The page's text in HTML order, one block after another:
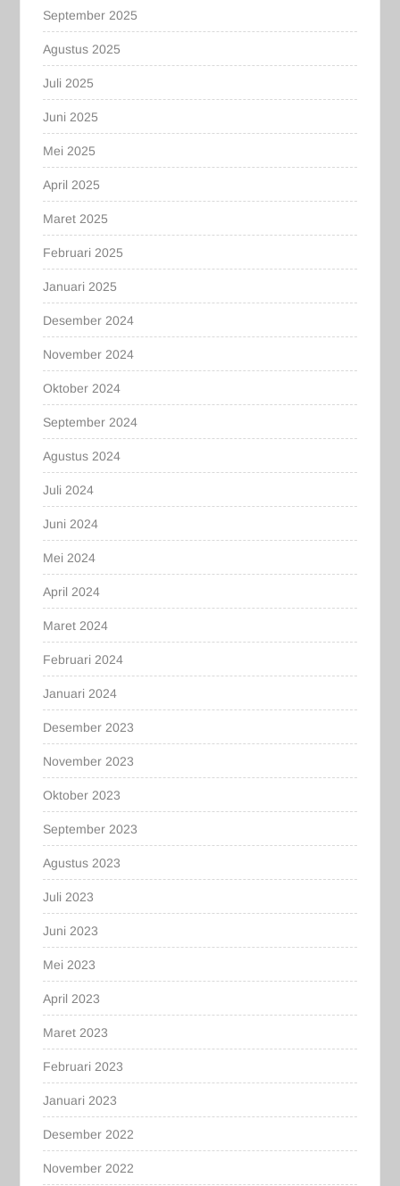
September 2025
Agustus 2025
Juli 2025
Juni 2025
Mei 2025
April 2025
Maret 2025
Februari 2025
Januari 2025
Desember 2024
November 2024
Oktober 2024
September 2024
Agustus 2024
Juli 2024
Juni 2024
Mei 2024
April 2024
Maret 2024
Februari 2024
Januari 2024
Desember 2023
November 2023
Oktober 2023
September 2023
Agustus 2023
Juli 2023
Juni 2023
Mei 2023
April 2023
Maret 2023
Februari 2023
Januari 2023
Desember 2022
November 2022